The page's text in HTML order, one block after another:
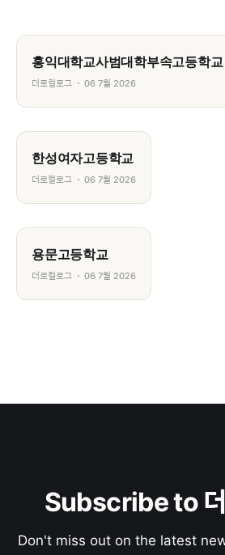
홍익대학교사범대학부속고등학교
더로컬로그 06 7월 2026
한성여자고등학교
더로컬로그 06 7월 2026
용문고등학교
더로컬로그 06 7월 2026
Subscribe to
Don't miss out on the latest